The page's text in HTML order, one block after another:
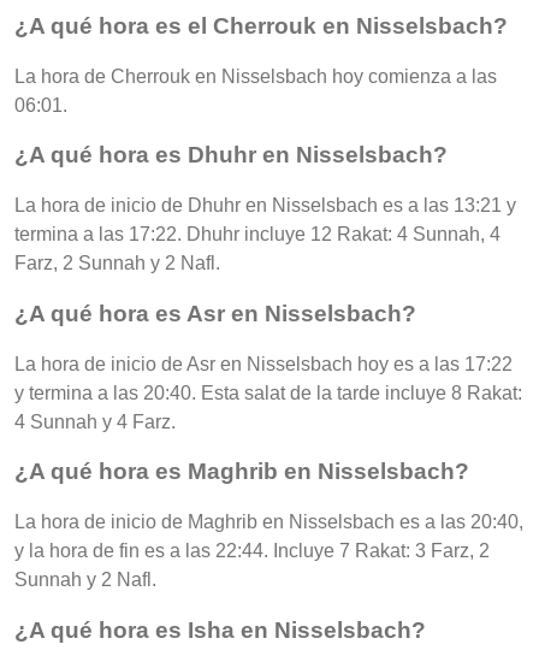
¿A qué hora es el Cherrouk en Nisselsbach?
La hora de Cherrouk en Nisselsbach hoy comienza a las
06:01.
¿A qué hora es Dhuhr en Nisselsbach?
La hora de inicio de Dhuhr en Nisselsbach es a las 13:21 y
termina a las 17:22. Dhuhr incluye 12 Rakat: 4 Sunnah, 4
Farz, 2 Sunnah y 2 Nafl.
¿A qué hora es Asr en Nisselsbach?
La hora de inicio de Asr en Nisselsbach hoy es a las 17:22
y termina a las 20:40. Esta salat de la tarde incluye 8 Rakat:
4 Sunnah y 4 Farz.
¿A qué hora es Maghrib en Nisselsbach?
La hora de inicio de Maghrib en Nisselsbach es a las 20:40,
y la hora de fin es a las 22:44. Incluye 7 Rakat: 3 Farz, 2
Sunnah y 2 Nafl.
¿A qué hora es Isha en Nisselsbach?